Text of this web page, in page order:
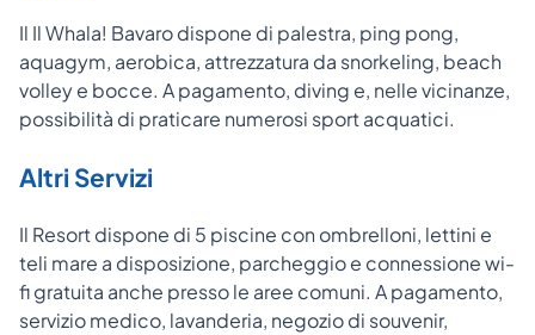
Il Il Whala! Bavaro dispone di palestra, ping pong,
aquagym, aerobica, attrezzatura da snorkeling, beach
volley e bocce. A pagamento, diving e, nelle vicinanze,
possibilità di praticare numerosi sport acquatici.
Altri Servizi
Il Resort dispone di 5 piscine con ombrelloni, lettini e
teli mare a disposizione, parcheggio e connessione wi-
fi gratuita anche presso le aree comuni. A pagamento,
servizio medico, lavanderia, negozio di souvenir,